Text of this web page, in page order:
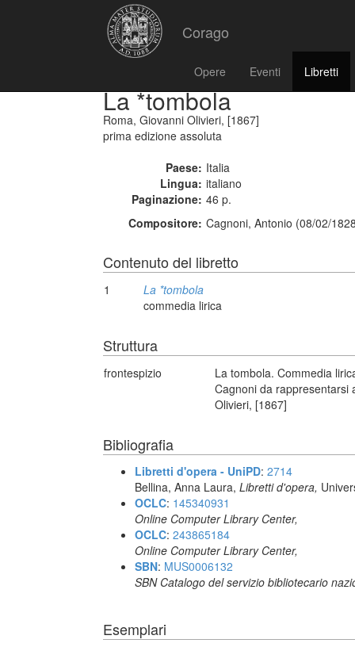
Corago
Opere Eventi Libretti
La *tombola
Roma, Giovanni Olivieri, [1867]
prima edizione assoluta
Paese: Italia
Lingua: italiano
Paginazione: 46 p.
Compositore: Cagnoni, Antonio (08/02/
Contenuto del libretto
1
La *tombola
commedia lirica
Struttura
frontespizio
La tombola. Commedia
Cagnoni da rappresentarsi
Olivieri, [1867]
Bibliografia
Libretti d'opera - UniPD: 2714
Bellina, Anna Laura, Libretti d'opera,
OCLC: 145340931
Online Computer Library Center,
OCLC: 243865184
Online Computer Library Center,
SBN: MUS0006132
SBN Catalogo del servizio bibliotecario
Esemplari